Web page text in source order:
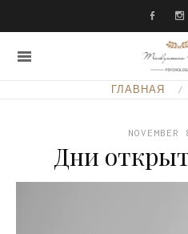
ГЛАВНАЯ
Дни